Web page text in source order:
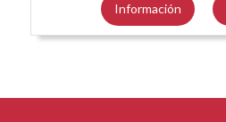
Información